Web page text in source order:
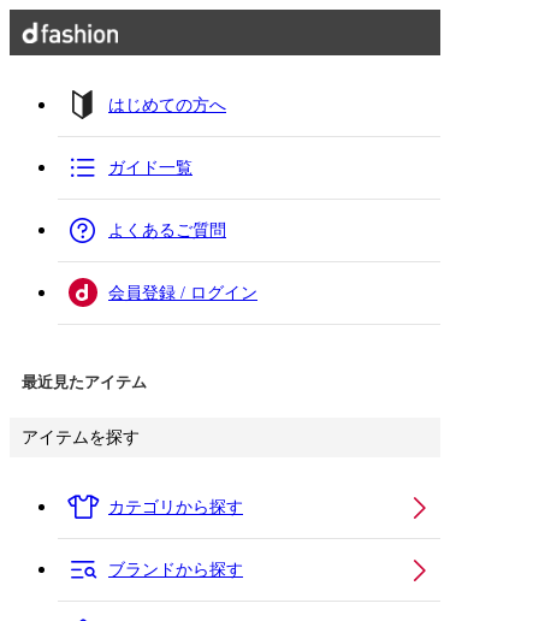
はじめての方へ
ガイド一覧
よくあるご質問
会員登録 / ログイン
最近見たアイテム
アイテムを探す
カテゴリから探す
ブランドから探す